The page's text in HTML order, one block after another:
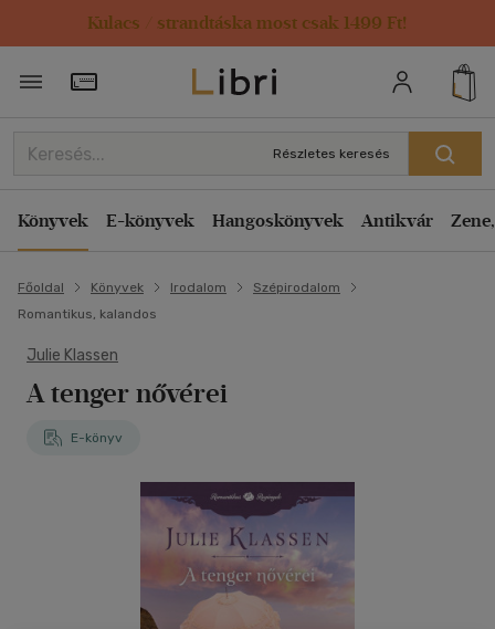
Kulacs / strandtáska most csak 1499 Ft!
Törzsvásárlói Kártya adatai
Részletes keresés
Könyvek E-könyvek Hangoskönyvek Antikvár
Főoldal Könyvek Irodalom
Szépirodalom
Romantikus, kalandos
Julie Klassen
A tenger nővérei
E-könyv